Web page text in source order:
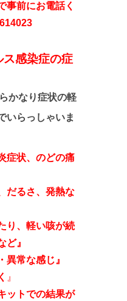
事前にお電話く
ス感染症の症
かなり症状の軽
いらっしゃいま
症状、のどの痛
だるさ、発熱な
り、軽い咳が続
ど』
常な感じ』
』
ットでの結果が